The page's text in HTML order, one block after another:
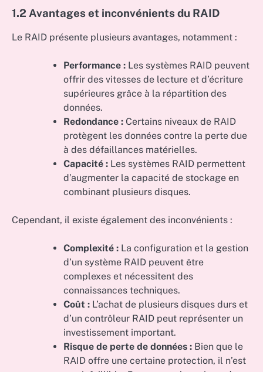
1.2 Avantages et inconvénients du RAID
Le RAID présente plusieurs avantages, notamment :
Performance : Les systèmes RAID peuvent
offrir des vitesses de lecture et d’écriture
supérieures grâce à la répartition des
données.
Redondance : Certains niveaux de RAID
protègent les données contre la perte due
à des défaillances matérielles.
Capacité : Les systèmes RAID permettent
d’augmenter la capacité de stockage en
combinant plusieurs disques.
Cependant, il existe également des inconvénients :
Complexité : La configuration et la gestion
d’un système RAID peuvent être
complexes et nécessitent des
connaissances techniques.
Coût : L’achat de plusieurs disques durs et
d’un contrôleur RAID peut représenter un
investissement important.
Risque de perte de données : Bien que le
RAID offre une certaine protection, il n’est